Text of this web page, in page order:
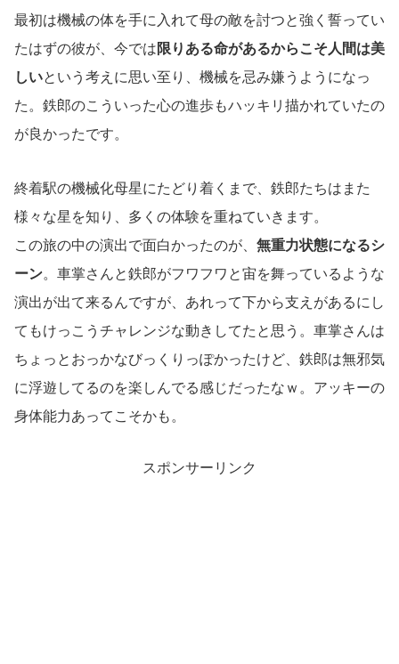
最初は機械の体を手に入れて母の敵を討つと強く誓ってい
たはずの彼が、今では限りある命があるからこそ人間は美
しいという考えに思い至り、機械を忌み嫌うようになっ
た。鉄郎のこういった心の進歩もハッキリ描かれていたの
が良かったです。
終着駅の機械化母星にたどり着くまで、鉄郎たちはまた
様々な星を知り、多くの体験を重ねていきます。
この旅の中の演出で面白かったのが、 無重力状態になるシ
ーン。車掌さんと鉄郎がフワフワと宙を舞っているような
演出が出て来るんですが、あれって下から支えがあるにし
てもけっこうチャレンジな動きしてたと思う。車掌さんは
ちょっとおっかなびっくりっぽかったけど、鉄郎は無邪気
に浮遊してるのを楽しんでる感じだったなｗ。アッキーの
身体能力あってこそかも。
スポンサーリンク